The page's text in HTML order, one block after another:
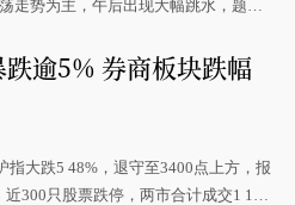
走势为主，午后出现大幅跳水，题材
逾5% 券商板块跌幅
大跌5 48%，退守至3400点上方，报
300只股票跌停，两市合计成交1 14